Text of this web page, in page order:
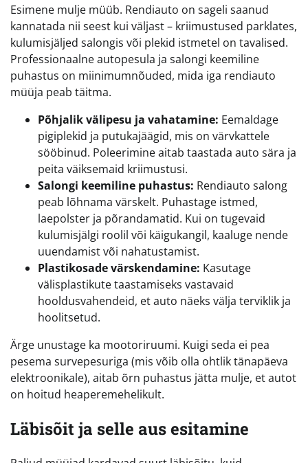
Esimene mulje müüb. Rendiauto on sageli saanud
kannatada nii seest kui väljast – kriimustused parklates,
kulumisjäljed salongis või plekid istmetel on tavalised.
Professionaalne autopesula ja salongi keemiline
puhastus on miinimumnõuded, mida iga rendiauto
müüja peab täitma.
Põhjalik välipesu ja vahatamine: Eemaldage
pigiplekid ja putukajäägid, mis on värvkattele
sööbinud. Poleerimine aitab taastada auto sära ja
peita väiksemaid kriimustusi.
Salongi keemiline puhastus: Rendiauto salong
peab lõhnama värskelt. Puhastage istmed,
laepolster ja põrandamatid. Kui on tugevaid
kulumisjälgi roolil või käigukangil, kaaluge nende
uuendamist või nahatustamist.
Plastikosade värskendamine: Kasutage
välisplastikute taastamiseks vastavaid
hooldusvahendeid, et auto näeks välja terviklik ja
hoolitsetud.
Ärge unustage ka mootoriruumi. Kuigi seda ei pea
pesema survepesuriga (mis võib olla ohtlik tänapäeva
elektroonikale), aitab õrn puhastus jätta mulje, et autot
on hoitud heaperemehelikult.
Läbisõit ja selle aus esitamine